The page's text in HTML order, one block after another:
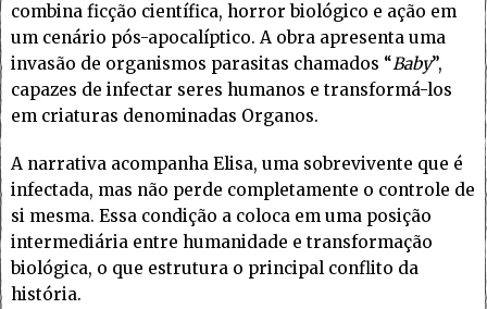
combina ficção científica, horror biológico e ação em
um cenário pós-apocalíptico. A obra apresenta uma
invasão de organismos parasitas chamados “Baby”,
capazes de infectar seres humanos e transformá-los
em criaturas denominadas Organos.
A narrativa acompanha Elisa, uma sobrevivente que é
infectada, mas não perde completamente o controle de
si mesma. Essa condição a coloca em uma posição
intermediária entre humanidade e transformação
biológica, o que estrutura o principal conflito da
história.